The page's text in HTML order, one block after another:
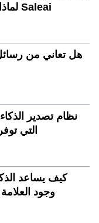
لماذا يهم التوقيت في مبيعات التصدير مع Saleai
هل تعاني من رسائل
نظام تصدير
التي
وجود